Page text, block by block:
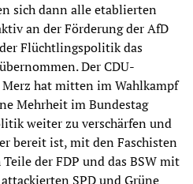
sich dann alle etablierten
an der Förderung der AfD
Flüchtlingspolitik das
Der CDU-
hat mitten im Wahlkampf
Mehrheit im Bundestag
weiter zu verschärfen und
bereit ist, mit den Faschisten
der FDP und das BSW mit
SPD und Grüne